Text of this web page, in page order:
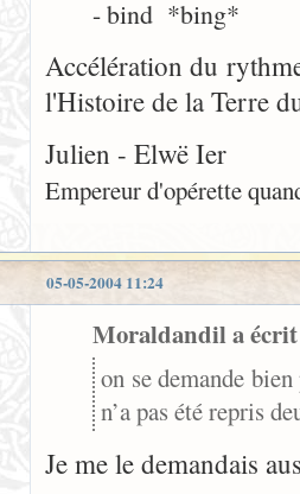
- bind *bing*
Accélération du
l'Histoire de la Terre
Julien - Elwë Ier
Empereur d'opérette
05-05-2004 11:24
Moraldandil a
on se demande
n’a pas été repris
Je me le demandais